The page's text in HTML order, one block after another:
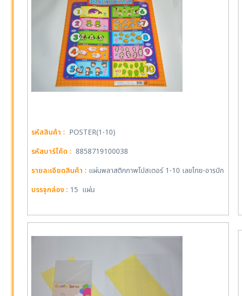
รหัสสินค้า : POSTER(1-10)
รหัสบาร์โค้ด : 8858719100038
รายละเอียดสินค้า : แผ่นพลาสติกภาพโปสเตอร์ 1-10 เลขไทย-อารบิก
บรรจุกล่อง : 15 แผ่น